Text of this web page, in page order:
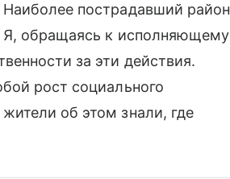
пострадавший район
Я, обращаясь к исполняющему
за эти действия.
рост социального
об этом знали, где